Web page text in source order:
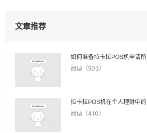
文章推荐
如何准备拉卡拉POS机申请
阅读（503）
拉卡拉POS机在个人理财中
阅读（410）